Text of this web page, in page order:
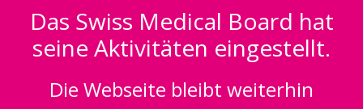
Das Swiss Medical Board hat
seine Aktivitäten eingestellt.
Die Webseite bleibt weiterhin